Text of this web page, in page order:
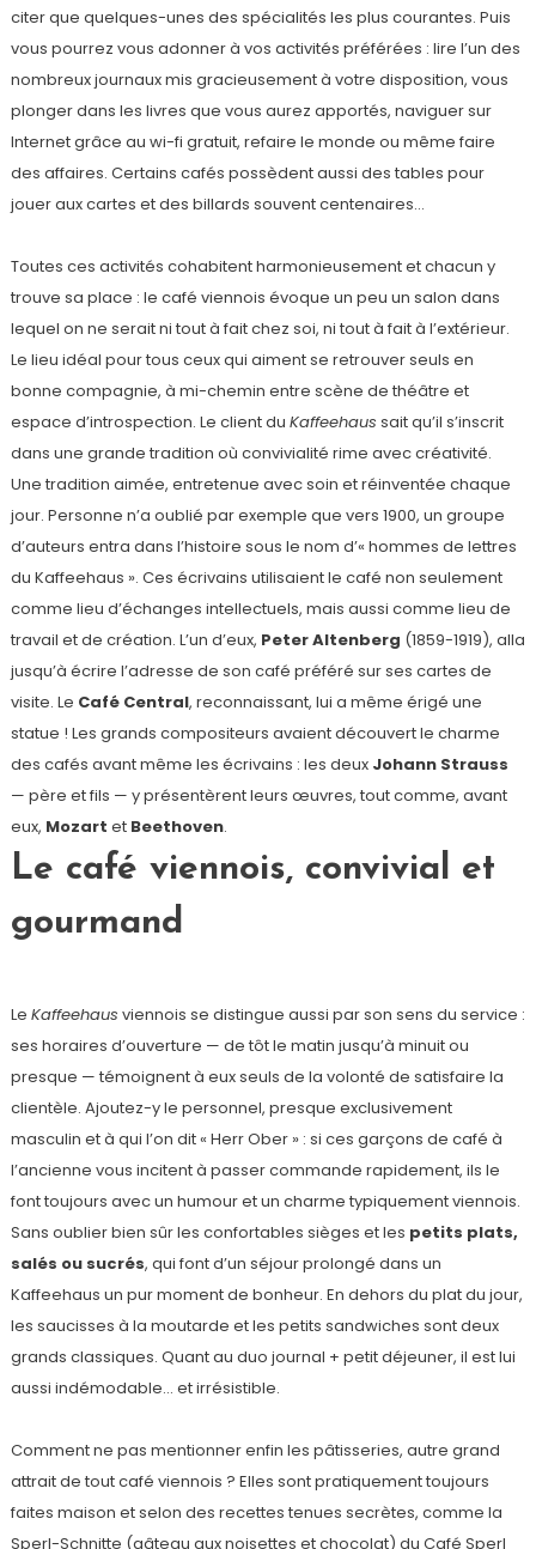
citer que quelques-unes des spécialités les plus courantes. Puis
vous pourrez vous adonner à vos activités préférées : lire l’un des
nombreux journaux mis gracieusement à votre disposition, vous
plonger dans les livres que vous aurez apportés, naviguer sur
Internet grâce au wi-fi gratuit, refaire le monde ou même faire
des affaires. Certains cafés possèdent aussi des tables pour
jouer aux cartes et des billards souvent centenaires…
Toutes ces activités cohabitent harmonieusement et chacun y
trouve sa place : le café viennois évoque un peu un salon dans
lequel on ne serait ni tout à fait chez soi, ni tout à fait à l’extérieur.
Le lieu idéal pour tous ceux qui aiment se retrouver seuls en
bonne compagnie, à mi-chemin entre scène de théâtre et
espace d’introspection. Le client du Kaffeehaus sait qu’il s’inscrit
dans une grande tradition où convivialité rime avec créativité.
Une tradition aimée, entretenue avec soin et réinventée chaque
jour. Personne n’a oublié par exemple que vers 1900, un groupe
d’auteurs entra dans l’histoire sous le nom d’« hommes de lettres
du Kaffeehaus ». Ces écrivains utilisaient le café non seulement
comme lieu d’échanges intellectuels, mais aussi comme lieu de
travail et de création. L’un d’eux, Peter Altenberg (1859-1919), alla
jusqu’à écrire l’adresse de son café préféré sur ses cartes de
visite. Le Café Central, reconnaissant, lui a même érigé une
statue ! Les grands compositeurs avaient découvert le charme
des cafés avant même les écrivains : les deux Johann Strauss
— père et fils — y présentèrent leurs œuvres, tout comme, avant
eux, Mozart et Beethoven.
Le café viennois, convivial et
gourmand
Le Kaffeehaus viennois se distingue aussi par son sens du service :
ses horaires d’ouverture — de tôt le matin jusqu’à minuit ou
presque — témoignent à eux seuls de la volonté de satisfaire la
clientèle. Ajoutez-y le personnel, presque exclusivement
masculin et à qui l’on dit « Herr Ober » : si ces garçons de café à
l’ancienne vous incitent à passer commande rapidement, ils le
font toujours avec un humour et un charme typiquement viennois.
Sans oublier bien sûr les confortables sièges et les petits plats,
salés ou sucrés, qui font d’un séjour prolongé dans un
Kaffeehaus un pur moment de bonheur. En dehors du plat du jour,
les saucisses à la moutarde et les petits sandwiches sont deux
grands classiques. Quant au duo journal + petit déjeuner, il est lui
aussi indémodable… et irrésistible.
Comment ne pas mentionner enfin les pâtisseries, autre grand
attrait de tout café viennois ? Elles sont pratiquement toujours
faites maison et selon des recettes tenues secrètes, comme la
Sperl-Schnitte (gâteau aux noisettes et chocolat) du Café Sperl